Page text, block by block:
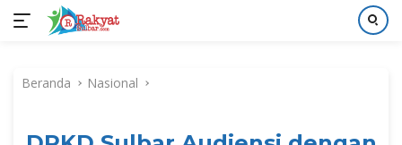
kontenBeranda Nasional